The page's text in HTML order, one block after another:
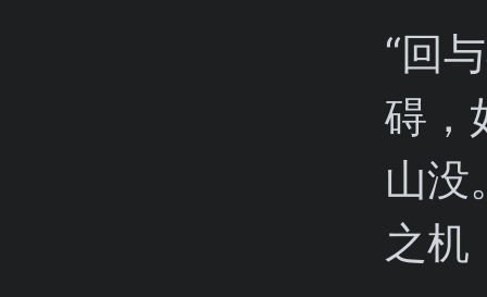
“回
碍，
山没
之机